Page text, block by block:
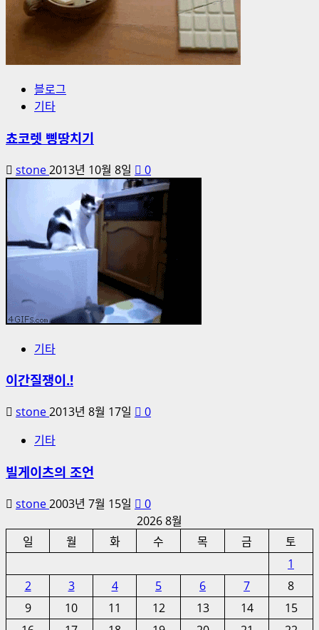
블로그
기타
쵸코렛 삥땅치기
stone2013년 10월 8일 0
기타
이간질쟁이.!
stone2013년 8월 17일
0
기타
빌게이츠의 조언
stone2003년 7월 15일
0
2026 8월
일
월 화 수 목 금
토
1
2
3 4 5 6 7
8
9
10 11 12 13 14
15